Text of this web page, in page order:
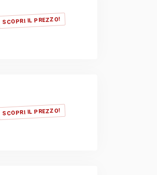
SCOPRI IL PREZZO!
SCOPRI IL PREZZO!